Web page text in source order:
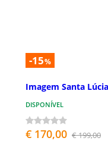
-15%
Imagem Santa
DISPONÍVEL
€ 170,00 € 199,00